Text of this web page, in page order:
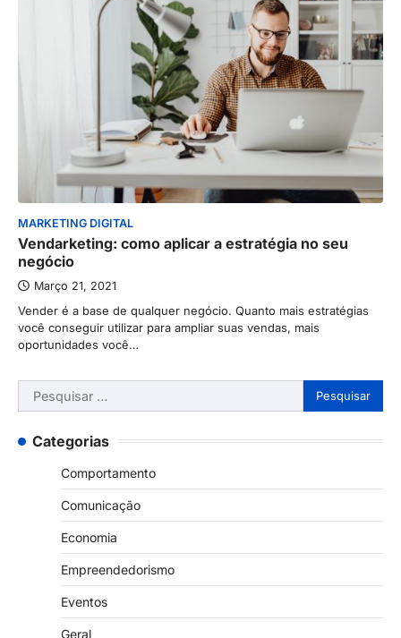
MARKETING DIGITAL
Vendarketing: como aplicar a estratégia no seu
negócio
Março 21, 2021
Vender é a base de qualquer negócio. Quanto mais estratégias
você conseguir utilizar para ampliar suas vendas, mais
oportunidades você…
Pesquisar
por:
Categorias
Comportamento
Comunicação
Economia
Empreendedorismo
Eventos
Geral